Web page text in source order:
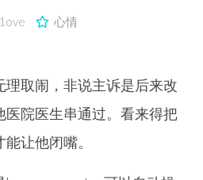
1ove
心情
取闹，非说主诉是后来改
医院医生串通过。看来得把
让他闭嘴。